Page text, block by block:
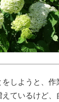
をしようと、
ているけど、